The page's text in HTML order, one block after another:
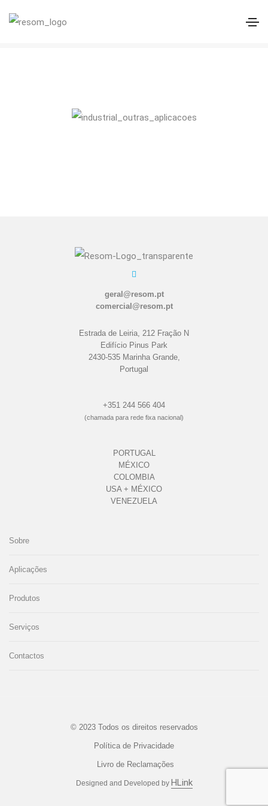
geral@resom.pt
comercial@resom.pt
Estrada de Leiria, 212 Fração N
Edifício Pinus Park
2430-535 Marinha Grande,
Portugal
+351 244 566 404
(chamada para rede fixa nacional)
PORTUGAL
MÉXICO
COLOMBIA
USA + MÉXICO
VENEZUELA
Sobre
Aplicações
Produtos
Serviços
Contactos
© 2023 Todos os direitos reservados
Política de Privacidade
Livro de Reclamações
Designed and Developed by HLink